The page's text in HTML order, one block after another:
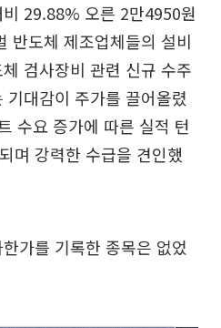
29.88% 오른 2만4950원
반도체 제조업체들의 설비
검사장비 관련 신규 수주
대감이 주가를 끌어올렸
수요 증가에 따른 실적 턴
며 강력한 수급을 견인했
가를 기록한 종목은 없었